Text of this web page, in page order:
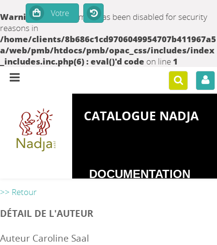
Warning: set_time_limit() has been disabled for security
reasons in
/home/clients/8b686c1cd9706049954707b411967a5
a/web/pmb/htdocs/pmb/opac_css/includes/index
_includes.inc.php(6) : eval()'d code on line 1
CATALOGUE NADJA
DOCUMENTATION
>> Retour
DÉTAIL DE L'AUTEUR
Auteur Caroline Saal